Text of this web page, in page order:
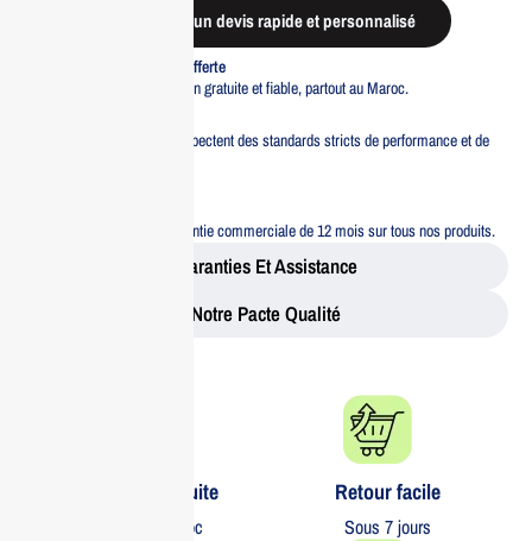
Demander un devis rapide et personnalisé
Livraison standard offerte
Profitez d’une livraison gratuite et fiable, partout au Maroc.
Tous nos produits respectent des standards stricts de performance et de
Bénéficiez d’une garantie commerciale de 12 mois sur tous nos produits.
Garanties Et Assistance
Notre Pacte Qualité
Livraison gratuite​
partout au Maroc
Retour facile​
Sous 7 jours